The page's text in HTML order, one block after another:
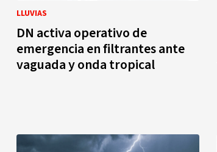
LLUVIAS
DN activa operativo de
emergencia en filtrantes ante
vaguada y onda tropical